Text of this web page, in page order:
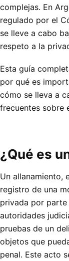
complejas. En
regulado por el
se lleve a cabo
respeto a la
Esta guía
por qué es
cómo se lleva a
frecuentes sobre
¿Qué es
Un allanamiento,
registro de una
privada por parte
autoridades
pruebas de un
objetos que
penal. Este acto